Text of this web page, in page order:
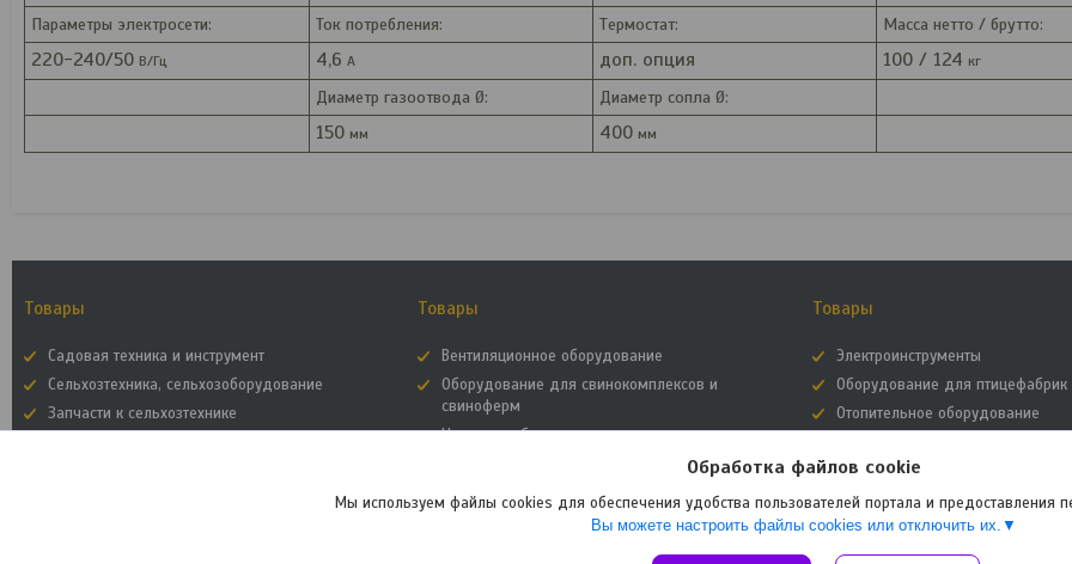
Параметры электросети: Ток потребления: Tермостат: Масса нетто / брутто:
220-240/50 В/Гц 4,6 A доп. опция 100 / 124 кг
Диаметр газоотвода Ø: Диаметр сопла Ø:
150 мм 400 мм
Товары
Садовая техника и инструмент
Сельхозтехника, сельхозоборудование
Запчасти к сельхозтехнике
Товары
Вентиляционное оборудование
Оборудование для свинокомплексов и
свиноферм
Насосное оборудование
Вездеходы, снегоходы, буксировщики
Товары
Электроинструменты
Оборудование для птицефабрик
Отопительное оборудование
Железобетонные изделия
Оборудование для молочно-
Обработка файлов cookie
Мы используем файлы cookies для обеспечения удобства пользователей портала и предоставления
Вы можете настроить файлы cookies или отключить их.